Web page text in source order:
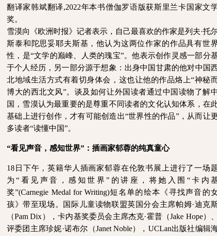
翻译家韩斌翻译,2022年本书僧伽罗语版获斯里兰卡国家文
奖。
雪漠向《欧洲时报》记者表示，自己最喜欢的作家是列夫·托
斯泰和陀思妥耶夫斯基，他认为这两位作家的作品具有世
性，是“文学的巅峰、人类的瑰宝”。他表示创作灵感一部分
于个人经历，另一部分源于想象：出身中国甘肃的他对中国
北地域生活方式有着切身体会，这也让他的作品烙上“神秘
博大的西北文风”。谈及如何让外国读者通过中国读物了解
国，雪漠认为最重要的是尊重不同读者的文化认知体系，在
基础上进行创作，才有可能创造出“世界性的作品”，从而让
多读者“读懂中国”。
“看见声音，感知世界”：插画家郁蓉的纯真童心
18日下午，英籍华人插画家郁蓉在伦敦书展上进行了一场
为“看见声音，感知世界”的讲座，将她入围“卡内
奖”(Carnegie Medal for Writing)短名单的绘本《寻找声音的
孩》带至现场。国际儿童读物联盟英国分会主席帕姆·迪克
（Pam Dix），卡内基奖委员会主席杰克·霍普（Jake Hope）
评委团主席珍妮·诺布尔（Janet Noble），UCLan出版社编辑